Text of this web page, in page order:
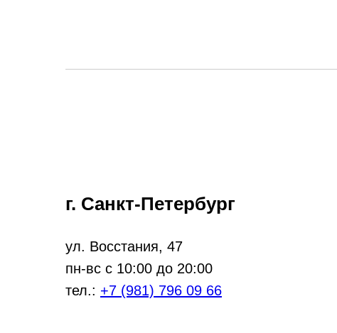
г. Санкт-Петербург
ул. Восстания, 47
пн-вс с 10:00 до 20:00
тел.: +7 (981) 796 09 66